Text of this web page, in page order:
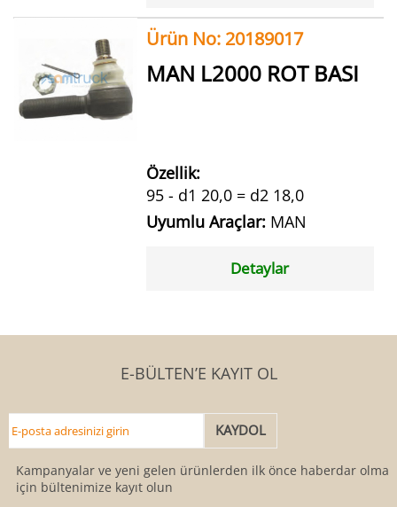
Ürün No: 20189017
MAN L2000 ROT BASI
Özellik:
95 - d1 20,0 = d2 18,0
Uyumlu Araçlar: MAN
Detaylar
E-BÜLTEN’E KAYIT OL
Kampanyalar ve yeni gelen ürünlerden ilk önce haberdar olmak
için bültenimize kayıt olun